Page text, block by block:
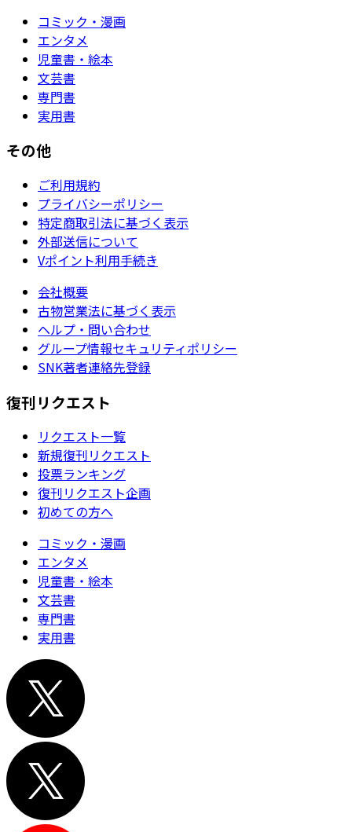
コミック・漫画
エンタメ
児童書・絵本
文芸書
専門書
実用書
その他
ご利用規約
プライバシーポリシー
特定商取引法に基づく表示
外部送信について
Vポイント利用手続き
会社概要
古物営業法に基づく表示
ヘルプ・問い合わせ
グループ情報セキュリティポリシー
SNK著者連絡先登録
復刊リクエスト
リクエスト一覧
新規復刊リクエスト
投票ランキング
復刊リクエスト企画
初めての方へ
コミック・漫画
エンタメ
児童書・絵本
文芸書
専門書
実用書